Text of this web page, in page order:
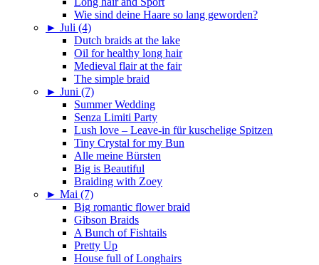
Wie sind deine Haare so lang geworden?
► Juli (4)
Dutch braids at the lake
Oil for healthy long hair
Medieval flair at the fair
The simple braid
► Juni (7)
Summer Wedding
Senza Limiti Party
Lush love – Leave-in für kuschelige Spitzen
Tiny Crystal for my Bun
Alle meine Bürsten
Big is Beautiful
Braiding with Zoey
► Mai (7)
Big romantic flower braid
Gibson Braids
A Bunch of Fishtails
Pretty Up
House full of Longhairs